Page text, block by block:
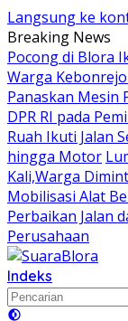
Langsung ke
Breaking News
‎Pocong di Blora
Warga
Panaskan Mesin
DPR RI pada
Ruah Ikuti Jalan
hingga Motor
Kali,Warga
Mobilisasi Alat
Perbaikan Jalan
Perusahaan
Indeks